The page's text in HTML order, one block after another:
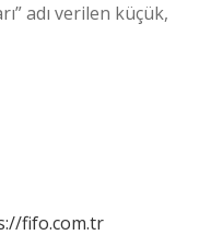
adı verilen küçük,
fifo.com.tr